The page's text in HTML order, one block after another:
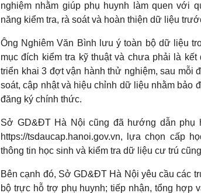
nghiệm nhằm giúp phụ huynh làm quen với
năng kiểm tra, rà soát và hoàn thiện dữ liệu
Ông Nghiêm Văn Bình lưu ý toàn bộ dữ liệu
mục đích kiểm tra kỹ thuật và chưa phải là
triển khai 3 đợt vận hành thử nghiệm, sau mỗi
soát, cập nhật và hiệu chỉnh dữ liệu nhằm bảo
đăng ký chính thức.
​Sở GD&ĐT Hà Nội cũng đã hướng dẫn phụ
https://tsdaucap.hanoi.gov.vn, lựa chọn cấp
thông tin học sinh và kiểm tra dữ liệu cư trú
Bên cạnh đó, Sở GD&ĐT Hà Nội yêu cầu các
bộ trực hỗ trợ phụ huynh; tiếp nhận, tổng